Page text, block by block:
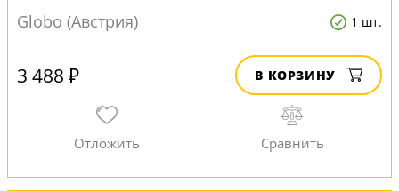
Globo (Австрия)
1 шт.
3 488 ₽ В КОРЗИНУ